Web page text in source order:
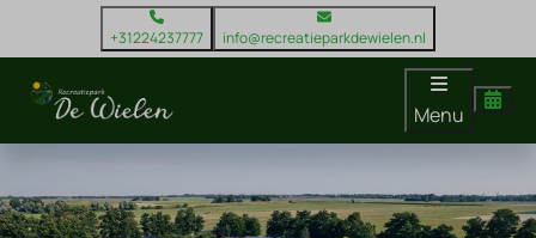
+31224237777 info@recreatieparkdewielen.nl
Menu